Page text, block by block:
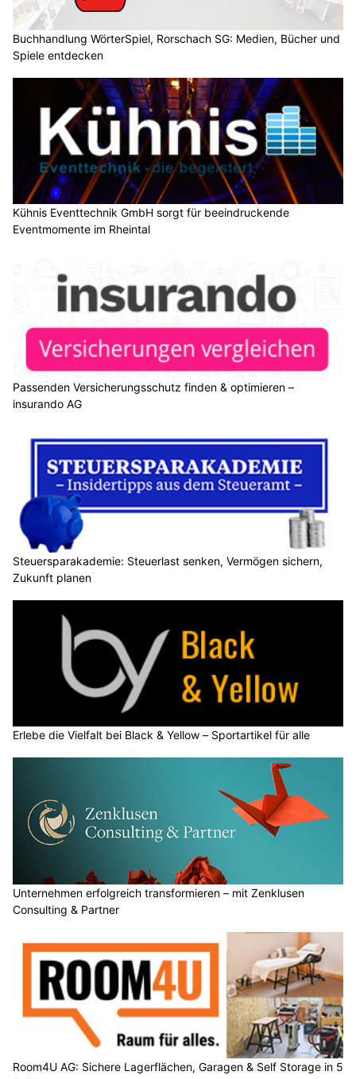
Buchhandlung WörterSpiel, Rorschach SG: Medien, Bücher und
Spiele entdecken
Kühnis Eventtechnik GmbH sorgt für beeindruckende
Eventmomente im Rheintal
Passenden Versicherungsschutz finden & optimieren –
insurando AG
Steuersparakademie: Steuerlast senken, Vermögen sichern,
Zukunft planen
Erlebe die Vielfalt bei Black & Yellow – Sportartikel für alle
Unternehmen erfolgreich transformieren – mit Zenklusen
Consulting & Partner
Room4U AG: Sichere Lagerflächen, Garagen & Self Storage in 5